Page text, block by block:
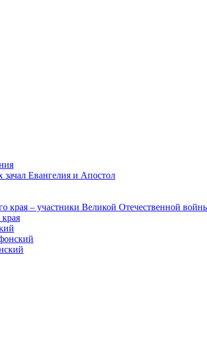
Евангелия и Апостол
края – участники Великой Отечественной